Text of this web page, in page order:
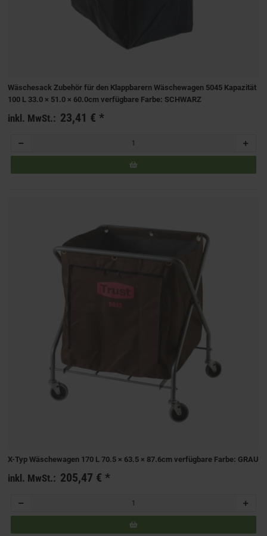
Wäschesack Zubehör für den Klappbarern Wäschewagen 5045 Kapazität
100 L 33.0 × 51.0 × 60.0cm verfügbare Farbe: SCHWARZ
inkl. MwSt.: 23,41 €*
X-Typ Wäschewagen 170 L 70.5 × 63.5 × 87.6cm verfügbare Farbe: GRAU
inkl. MwSt.: 205,47 €*